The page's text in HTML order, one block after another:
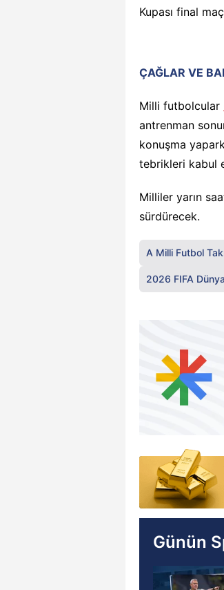
Kupası final
ÇAĞLAR VE
Milli futbolcular
antrenman
konuşma
tebrikleri kabul
Milliler yarın
sürdürecek.
A Milli Futbol
2026 FIFA
Günün